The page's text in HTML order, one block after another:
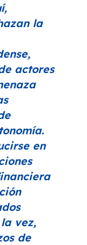
la
actores
en
vez,
de